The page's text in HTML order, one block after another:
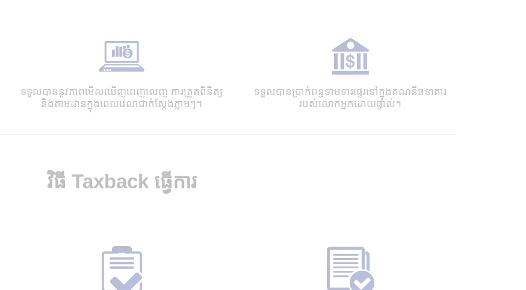
ទទួលបាននូវភាពមើលឃើញពេញលេញ ការត្រួតពិនិត្យ
និងតាមដានក្នុងពេលវេលាជាក់ស្តែងភ្លាមៗ។
ទទួលបានប្រាក់ពន្ធទាមទារផ្ទេរទៅក្នុងគណនីធនាគារ
របស់លោកអ្នកដោយផ្ទាល់។
វិធី Taxback ធ្វើការ